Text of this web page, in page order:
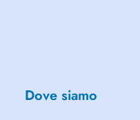
Dove siamo